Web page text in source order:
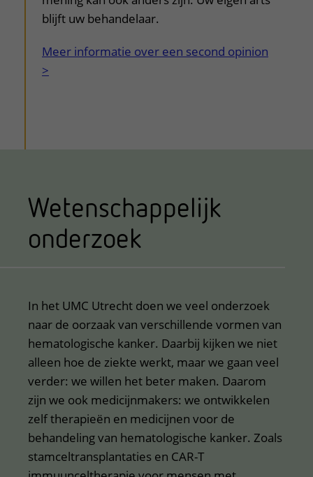
blijft uw behandelaar.
Meer informatie over een second opinion
>
Wetenschappelijk
onderzoek
In het UMC Utrecht doen we veel onderzoek
naar de oorzaak van verschillende vormen van
hematologische kanker. Daarbij kijken we niet
alleen hoe de ziekte werkt, maar we gaan veel
verder: we willen het beter maken. Daarom
zijn we ook medicijnmakers: we ontwikkelen
zelf therapieën en medicijnen voor de
behandeling van hematologische kanker. Zoals
stamceltransplantaties en CAR-T